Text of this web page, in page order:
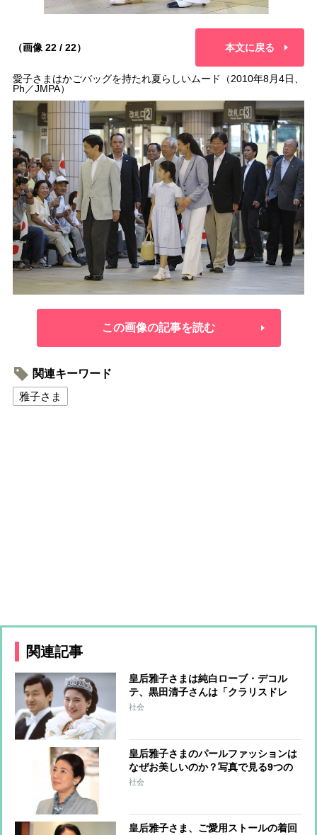
（画像 22 / 22） 本文に戻る
愛子さまはかごバッグを持たれ夏らしいムード（2010年8月4日、
Ph／JMPA）
この画像の記事を読む
関連キーワード
雅子さま
関連記事
皇后雅子さまは純白ローブ・デコル
テ、黒田清子さんは「クラリスドレ
ス」と話題に 女性皇族の華麗な
社会
皇后雅子さまのパールファッションは
なぜお美しいのか？写真で見る9つの
コーデ
社会
皇后雅子さま、ご愛用ストールの着回